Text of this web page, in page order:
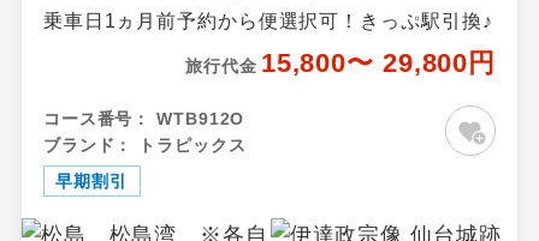
乗車日1ヵ月前予約から便選択可！きっぷ駅引換♪
旅行代金 15,800〜 29,800円
コース番号：
WTB912O
ブランド：
トラピックス
早期割引